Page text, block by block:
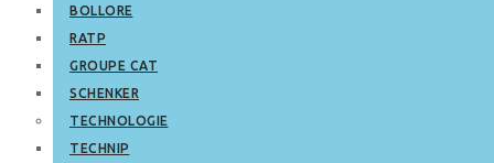
BOLLORE
RATP
GROUPE CAT
SCHENKER
TECHNOLOGIE
TECHNIP